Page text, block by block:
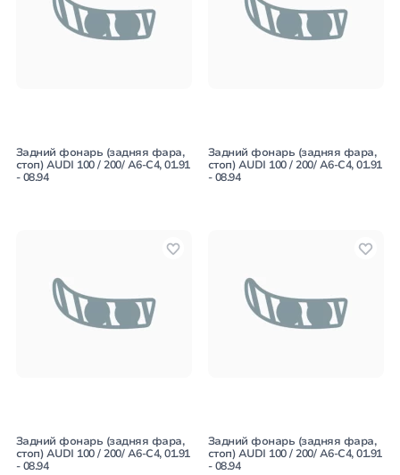
Задний фонарь (задняя фара,
стоп) AUDI 100 / 200/ A6-C4, 01.91
- 08.94
Задний фонарь (задняя фара,
стоп) AUDI 100 / 200/ A6-C4, 01.91
- 08.94
Задний фонарь (задняя фара,
стоп) AUDI 100 / 200/ A6-C4, 01.91
- 08.94
Задний фонарь (задняя фара,
стоп) AUDI 100 / 200/ A6-C4, 01.91
- 08.94